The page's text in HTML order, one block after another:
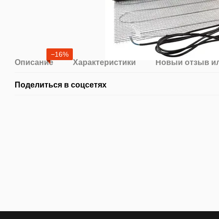
−16%
Описание Характеристики Новый отзыв
Поделиться в соцсетях